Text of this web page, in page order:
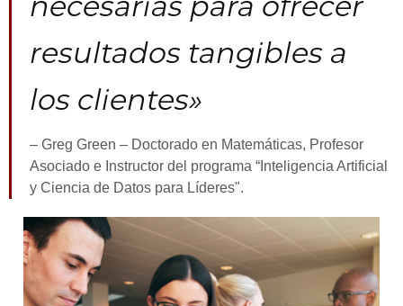
resultados tangibles a
los clientes»
– Greg Green – Doctorado en Matemáticas, Profesor
Asociado e Instructor del programa “Inteligencia Artificial
y Ciencia de Datos para Líderes".